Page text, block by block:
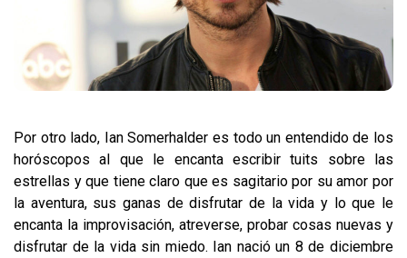
Por otro lado, Ian Somerhalder es todo un entendido de los
horóscopos al que le encanta escribir tuits sobre las
estrellas y que tiene claro que es sagitario por su amor por
la aventura, sus ganas de disfrutar de la vida y lo que le
encanta la improvisación, atreverse, probar cosas nuevas y
disfrutar de la vida sin miedo. Ian nació un 8 de diciembre